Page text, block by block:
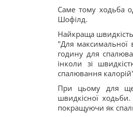
Саме тому ходьба
Шофілд.
Найкраща
"Для максимальної
годину для
інколи зі
спалювання
При цьому для ще
швидкісної
покращуючи як